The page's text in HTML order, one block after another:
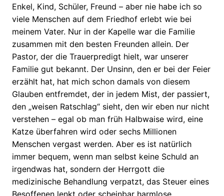
Enkel, Kind, Schüler, Freund – aber nie habe ich so
viele Menschen auf dem Friedhof erlebt wie bei
meinem Vater. Nur in der Kapelle war die Familie
zusammen mit den besten Freunden allein. Der
Pastor, der die Trauerpredigt hielt, war unserer
Familie gut bekannt. Der Unsinn, den er bei der Feier
erzählt hat, hat mich schon damals von diesem
Glauben entfremdet, der in jedem Mist, der passiert,
den „weisen Ratschlag“ sieht, den wir eben nur nicht
verstehen – egal ob man früh Halbwaise wird, eine
Katze überfahren wird oder sechs Millionen
Menschen vergast werden. Aber es ist natürlich
immer bequem, wenn man selbst keine Schuld an
irgendwas hat, sondern der Herrgott die
medizinische Behandlung verpatzt, das Steuer eines